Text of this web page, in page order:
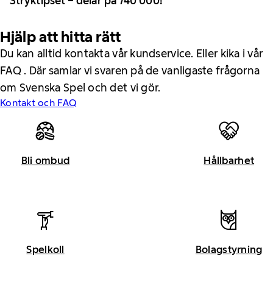
Hjälp att hitta rätt
Du kan alltid kontakta vår kundservice. Eller kika i vår
FAQ . Där samlar vi svaren på de vanligaste frågorna
om Svenska Spel och det vi gör.
Kontakt och FAQ
Bli ombud Hållbarhet
Spelkoll Bolagstyrning